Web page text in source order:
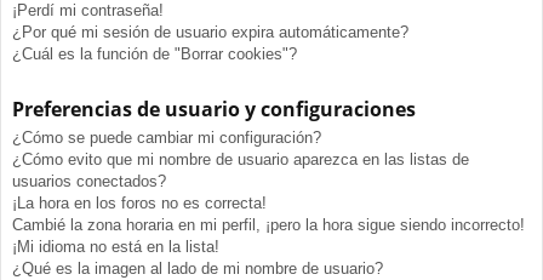
¡Perdí mi contraseña!
¿Por qué mi sesión de usuario expira automáticamente?
¿Cuál es la función de "Borrar cookies"?
Preferencias de usuario y configuraciones
¿Cómo se puede cambiar mi configuración?
¿Cómo evito que mi nombre de usuario aparezca en las listas de
usuarios conectados?
¡La hora en los foros no es correcta!
Cambié la zona horaria en mi perfil, ¡pero la hora sigue siendo incorrecto!
¡Mi idioma no está en la lista!
¿Qué es la imagen al lado de mi nombre de usuario?